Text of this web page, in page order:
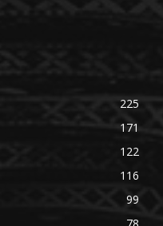
225
171
122
116
99